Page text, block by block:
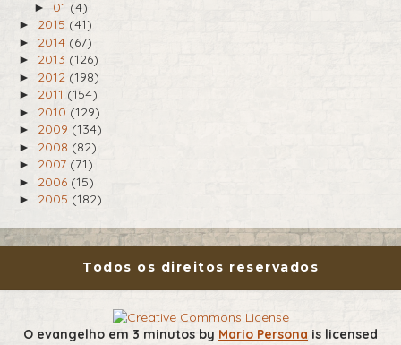
► 01 (4)
► 2015 (41)
► 2014 (67)
► 2013 (126)
► 2012 (198)
► 2011 (154)
► 2010 (129)
► 2009 (134)
► 2008 (82)
► 2007 (71)
► 2006 (15)
► 2005 (182)
Todos os direitos reservados
O evangelho em 3 minutos by Mario Persona is licensed